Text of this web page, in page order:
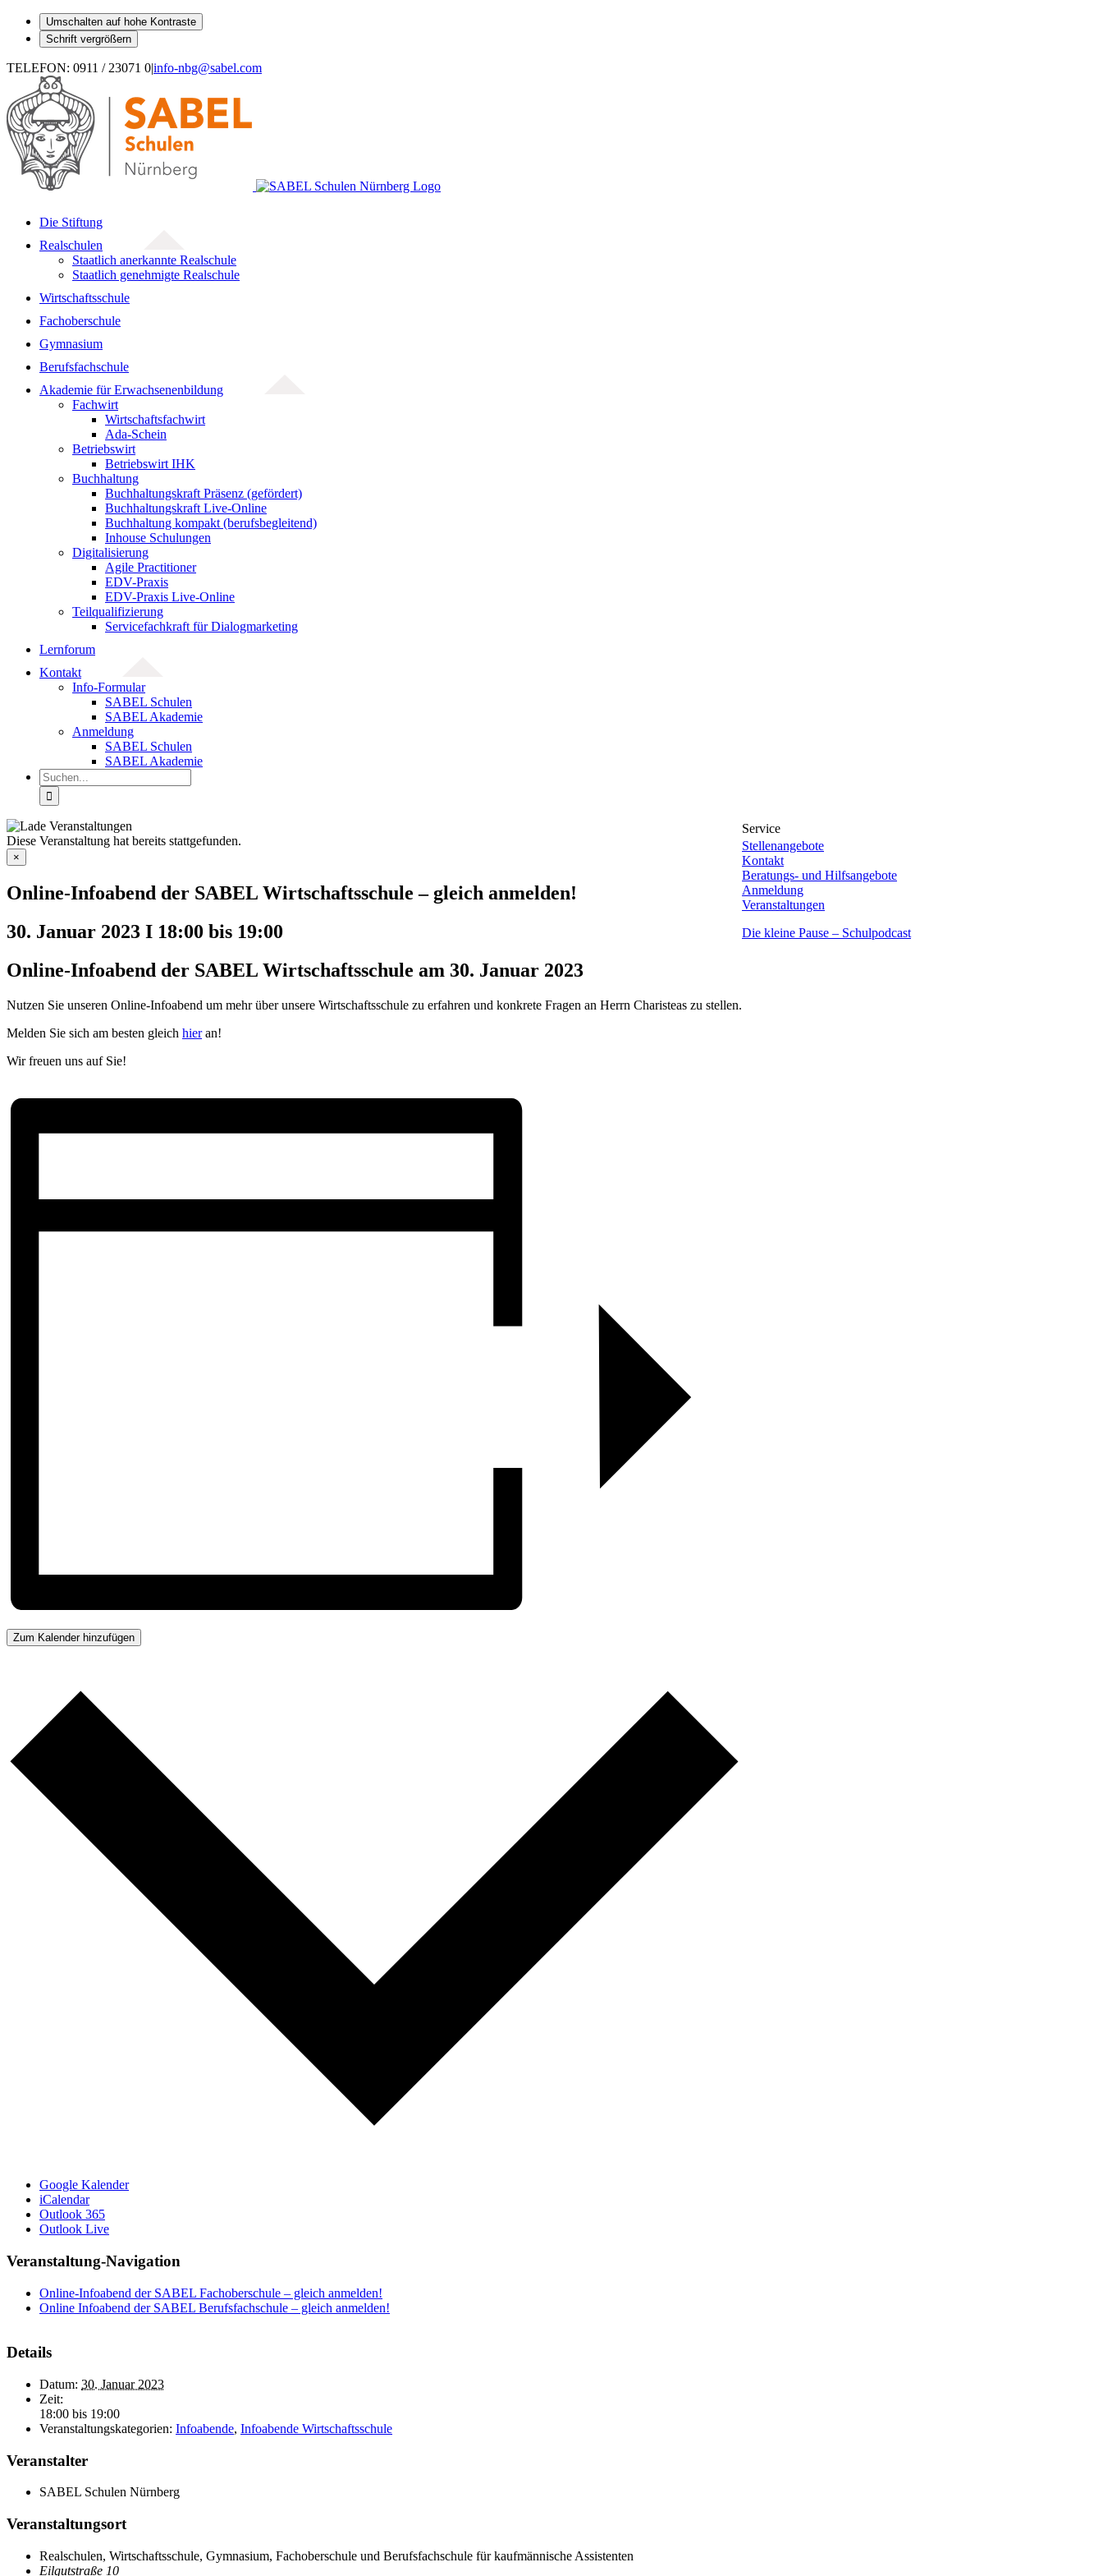
Umschalten auf hohe Kontraste
Schrift vergrößern
Zum
springen
TELEFON: 0911 / 23071 0|info-nbg@sabel.com
Die Stiftung
Realschulen
Staatlich anerkannte Realschule
Staatlich genehmigte Realschule
Wirtschaftsschule
Fachoberschule
Gymnasium
Berufsfachschule
Akademie für Erwachsenenbildung
Fachwirt
Wirtschaftsfachwirt
Ada-Schein
Betriebswirt
Betriebswirt IHK
Buchhaltung
Buchhaltungskraft Präsenz (gefördert)
Buchhaltungskraft Live-Online
Buchhaltung kompakt (berufsbegleitend)
Inhouse Schulungen
Digitalisierung
Agile Practitioner
EDV-Praxis
EDV-Praxis Live-Online
Teilqualifizierung
Servicefachkraft für Dialogmarketing
Lernforum
Kontakt
Info-Formular
SABEL Schulen
SABEL Akademie
Anmeldung
SABEL Schulen
SABEL Akademie
Suche
nach:
Diese Veranstaltung hat bereits stattgefunden.
×
Online-Infoabend der SABEL Wirtschaftsschule – gleich anmelden!
30. Januar 2023 I 18:00 bis 19:00
Online-Infoabend der SABEL Wirtschaftsschule am 30. Januar 2023
Nutzen Sie unseren Online-Infoabend um mehr über unsere Wirtschaftsschule zu erfahren und konkrete Fragen an Herrn Charisteas zu stellen.
Melden Sie sich am besten gleich hieran!
Wir freuen uns auf Sie!
Zum Kalender hinzufügen
Google Kalender
iCalendar
Outlook 365
Outlook Live
Veranstaltung-Navigation
Online-Infoabend der SABEL Fachoberschule – gleich anmelden!
Online Infoabend der SABEL Berufsfachschule – gleich anmelden!
Details
Datum: 30. Januar 2023
Zeit:
18:00 bis 19:00
Veranstaltungskategorien: Infoabende, Infoabende Wirtschaftsschule
Veranstalter
SABEL Schulen Nürnberg
Veranstaltungsort
Realschulen, Wirtschaftsschule, Gymnasium, Fachoberschule und Berufsfachschule für kaufmännische Assistenten
Eilgutstraße 10
Service
Stellenangebote
Kontakt
Beratungs- und Hilfsangebote
Anmeldung
Veranstaltungen
Die kleine Pause – Schulpodcast